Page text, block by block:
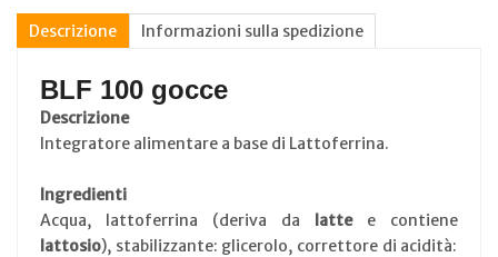
Descrizione Informazioni sulla spedizione
BLF 100 gocce
Descrizione
Integratore alimentare a base di Lattoferrina.
Ingredienti
Acqua, lattoferrina (deriva da lattee contiene
lattosio), stabilizzante: glicerolo, correttore di acidità: